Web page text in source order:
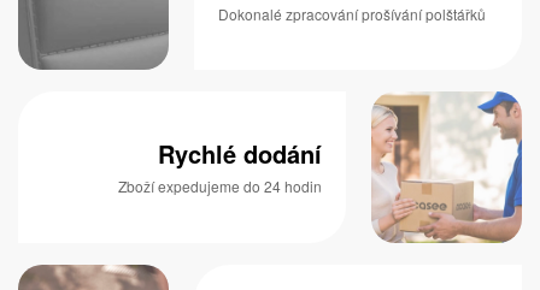
Dokonalé zpracování prošívání polštářků
Rychlé dodání
Zboží expedujeme do 24 hodin